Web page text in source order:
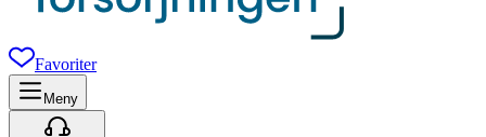
Favoriter
Meny